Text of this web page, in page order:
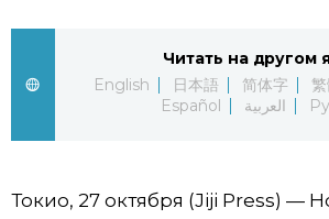
Фото/Видео
Читать на другом
English
日本語 简体字
Español
العربية
Токио, 27 октября (Jiji Press) —